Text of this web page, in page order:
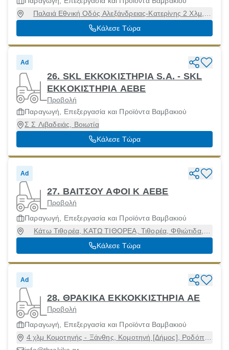
Παλαιά Εθνική Οδός Αλεξάνδρειας-Κατερίνης 2 Χλμ,
Αλεξάνδρεια, Ημαθία, 59300
Κάλεσε Τώρα
Ad
26. SKL ΕΚΚΟΚΙΣΤΗΡΙΑ S.A. - SKL
EKKOKIΣΤΗΡΙΑ ΑΕΒΕ
Προβολή
Παραγωγή, Επεξεργασία και Προϊόντα Βαμβακιού
Σ Σ Λιβαδειάς, Βοιωτία
Κάλεσε Τώρα
Ad
27. ΒΑΙΤΣΟΥ ΑΦΟΙ Κ ΑΕΒΕ
Προβολή
Παραγωγή, Επεξεργασία και Προϊόντα Βαμβακιού
Κάτω Τιθορέα, ΚΑΤΩ ΤΙΘΟΡΕΑ, Τιθορέα, Φθιώτιδα,
35015
Κάλεσε Τώρα
Ad
28. ΘΡΑΚΙΚΑ ΕΚΚΟΚΚΙΣΤΗΡΙΑ ΑΕ
Προβολή
Παραγωγή, Επεξεργασία και Προϊόντα Βαμβακιού
4 χλμ Κομοτηνής - Ξάνθης, Κομοτηνή [Δήμος], Ροδόπη,